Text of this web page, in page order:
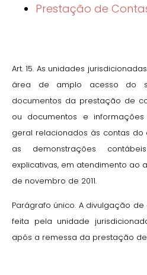
Prestação de
Art. 15. As unidades
área de amplo acesso do
documentos da prestação de
ou documentos e
geral relacionados às contas do
as demonstrações
explicativas, em atendimento ao
de novembro de 2011.
Parágrafo único. A divulgação
feita pela unidade
após a remessa da prestação